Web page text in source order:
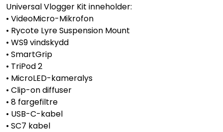
Universal Vlogger Kit inneholder:
• VideoMicro-Mikrofon
• Rycote Lyre Suspension Mount
• WS9 vindskydd
• SmartGrip
• TriPod 2
• MicroLED-kameralys
• Clip-on diffuser
• 8 fargefiltre
• USB-C-kabel
• SC7 kabel